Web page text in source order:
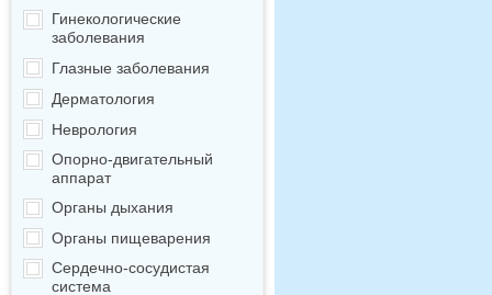
Гинекологические
заболевания
Глазные заболевания
Дерматология
Неврология
Опорно-двигательный
аппарат
Органы дыхания
Органы пищеварения
Сердечно-сосудистая
система